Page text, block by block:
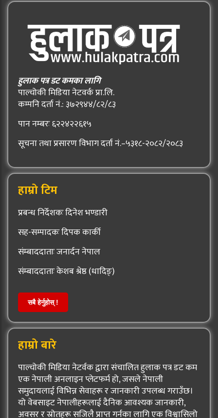
हुलाक पत्र डट कमका लागि
पाल्चोकी मिडिया नेटवर्क प्रा.लि.
कम्पनि दर्ता नं.: ३७२९४४/८२/८३
पान नम्बरः ६२२४२२६१५
सूचना तथा प्रसारण विभाग दर्ता नं.–५३१८-२०८२/२०८३
हाम्रो टिम
प्रबन्ध निर्देशकः दिनेश भण्डारी
सह-सम्पादकः दिपक कार्की
संम्बाददाताः जनार्दन नेपाल
संम्बाददाताः केशब श्रेष्ठ (धादिङ्)
सबै हेर्नुहोस् !
हाम्रो बारे
पाल्चोकी मिडिया नेटर्वक द्वारा संचालित हुलाक पत्र डट कम
एक नेपाली अनलाइन प्लेटफर्म हो, जसले नेपाली
समुदायलाई विभिन्न सेवाहरू र जानकारी उपलब्ध गराउँछ।
यो वेबसाइट नेपालीहरूलाई दैनिक आवश्यक जानकारी,
अवसर र स्रोतहरू सजिलै प्राप्त गर्नका लागि एक विश्वासिलो